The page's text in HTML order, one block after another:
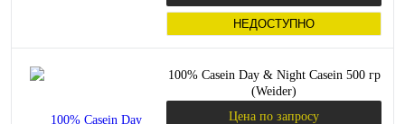
НЕДОСТУПНО
100% Casein Day & Night Casein 500 гр
(Weider)
Цена по запросу